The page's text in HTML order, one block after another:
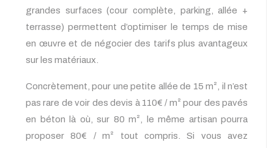
grandes surfaces (cour complète, parking, allée +
terrasse) permettent d’optimiser le temps de mise
en œuvre et de négocier des tarifs plus avantageux
sur les matériaux.
Concrètement, pour une petite allée de 15 m², il n’est
pas rare de voir des devis à 110€ / m² pour des pavés
en béton là où, sur 80 m², le même artisan pourra
proposer 80€ / m² tout compris. Si vous avez